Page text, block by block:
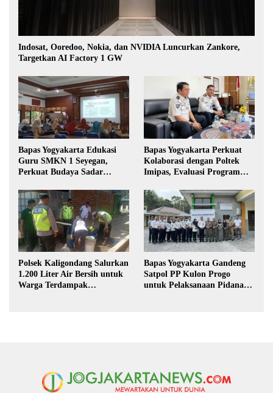
Indosat, Ooredoo, Nokia, dan NVIDIA Luncurkan Zankore,
Targetkan AI Factory 1 GW
Bapas Yogyakarta Edukasi
Guru SMKN 1 Seyegan,
Perkuat Budaya Sadar
Bapas Yogyakarta Perkuat
Kolaborasi dengan Poltek
Imipas, Evaluasi Program
Polsek Kaligondang Salurkan
1.200 Liter Air Bersih untuk
Warga Terdampak
Bapas Yogyakarta Gandeng
Satpol PP Kulon Progo
untuk Pelaksanaan Pidana